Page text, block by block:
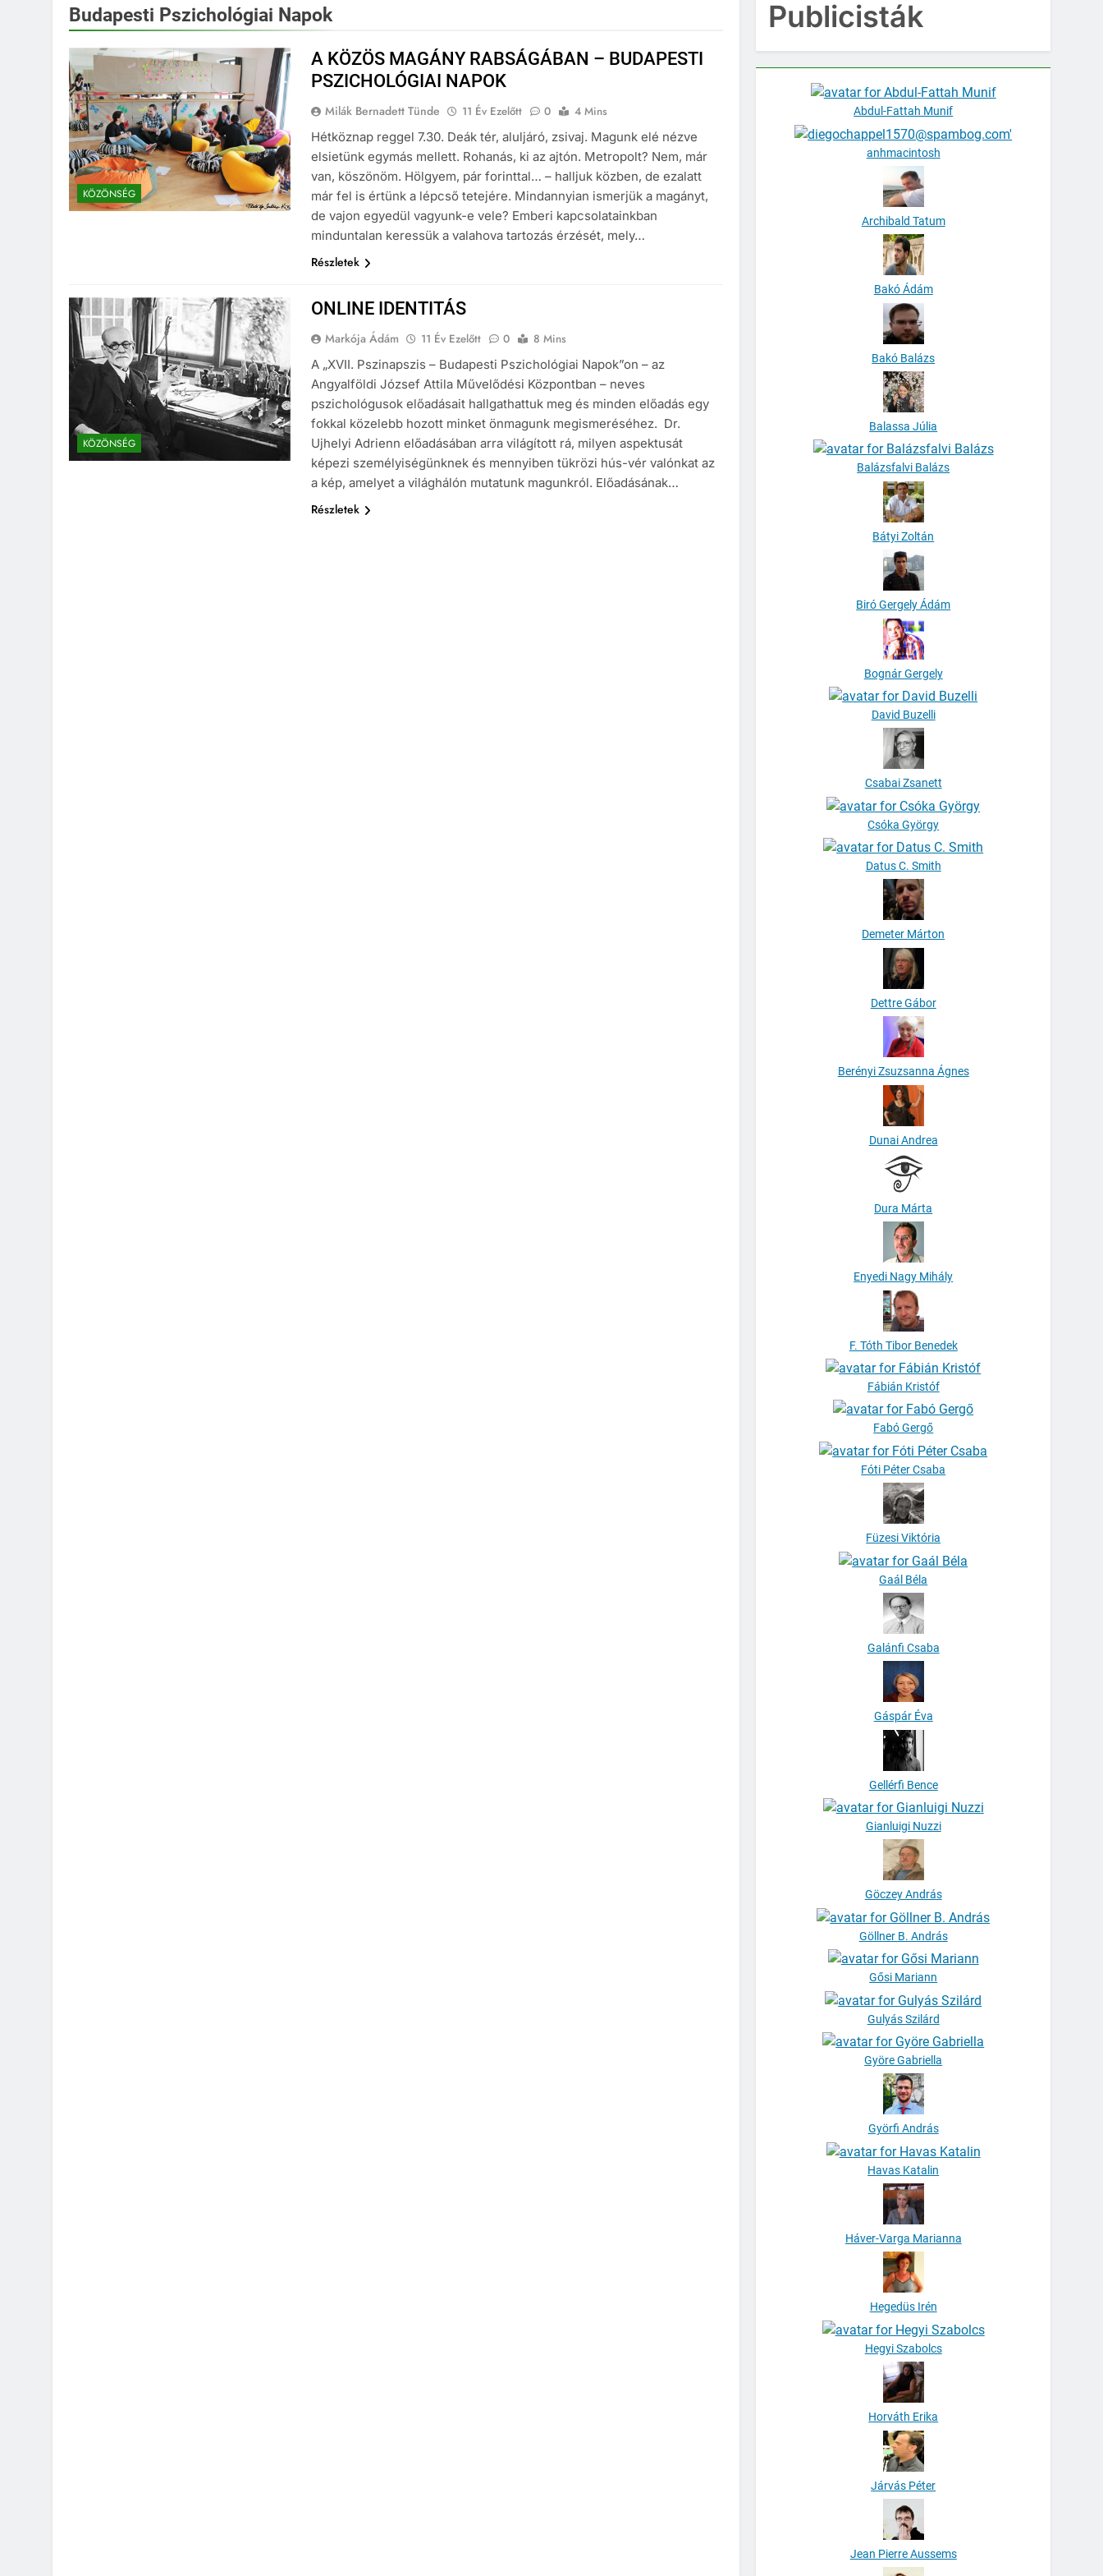
Budapesti Pszichológiai Napok
KÖZÖNSÉG
A KÖZÖS MAGÁNY RABSÁGÁBAN – BUDAPESTI
PSZICHOLÓGIAI NAPOK
Milák Bernadett Tünde 11 Év Ezelőtt 0
4 Mins
Hétköznap reggel 7.30. Deák tér, aluljáró, zsivaj. Magunk elé nézve
elsietünk egymás mellett. Rohanás, ki az ajtón. Metropolt? Nem, már
van, köszönöm. Hölgyem, pár forinttal… – halljuk közben, de ezalatt
már fel is értünk a lépcső tetejére. Mindannyian ismerjük a magányt,
de vajon egyedül vagyunk-e vele? Emberi kapcsolatainkban
minduntalan keressük a valahova tartozás érzését, mely…
Részletek
KÖZÖNSÉG
ONLINE IDENTITÁS
Markója Ádám 11 Év Ezelőtt 0
8 Mins
A „XVII. Pszinapszis – Budapesti Pszichológiai Napok”on – az
Angyalföldi József Attila Művelődési Központban – neves
pszichológusok előadásait hallgathattuk meg és minden előadás egy
fokkal közelebb hozott minket önmagunk megismeréséhez. Dr.
Ujhelyi Adrienn előadásában arra világított rá, milyen aspektusát
képezi személyiségünknek és mennyiben tükrözi hús-vér valónkat az
a kép, amelyet a világhálón mutatunk magunkról. Előadásának…
Részletek
Publicisták
Abdul-Fattah Munif
anhmacintosh
Archibald Tatum
Bakó Ádám
Bakó Balázs
Balassa Júlia
Balázsfalvi Balázs
Bátyi Zoltán
Biró Gergely Ádám
Bognár Gergely
David Buzelli
Csabai Zsanett
Csóka György
Datus C. Smith
Demeter Márton
Dettre Gábor
Berényi Zsuzsanna Ágnes
Dunai Andrea
Dura Márta
Enyedi Nagy Mihály
F. Tóth Tibor Benedek
Fábián Kristóf
Fabó Gergő
Fóti Péter Csaba
Füzesi Viktória
Gaál Béla
Galánfi Csaba
Gáspár Éva
Gellérfi Bence
Gianluigi Nuzzi
Göczey András
Göllner B. András
Gősi Mariann
Gulyás Szilárd
Györe Gabriella
Györfi András
Havas Katalin
Háver-Varga Marianna
Hegedüs Irén
Hegyi Szabolcs
Horváth Erika
Járvás Péter
Jean Pierre Aussems